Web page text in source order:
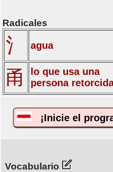
Radicales
氵 agua
甬
lo que usa una
persona
¡Inicie el
Vocabulario